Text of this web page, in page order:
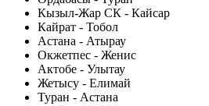
Кызыл-Жар СК - Кайсар
Кайрат - Тобол
Астана - Атырау
Окжетпес - Женис
Актобе - Улытау
Жетысу - Елимай
Туран - Астана